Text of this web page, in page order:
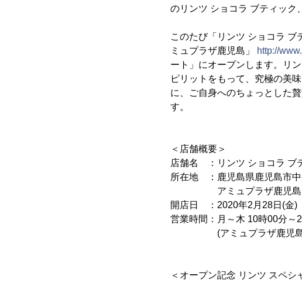
のリンツ ショコラ ブティック
このたび「リンツ ショコラ
ミュプラザ鹿児島」
http://
ート」にオープンします。リ
ピリットをもって、究極の美
に、ご自身へのちょっとした
す。
＜店舗概要＞
店舗名 ：リンツ ショコラ ブ
所在地 ：鹿児島県鹿児島市中
アミュプラザ鹿児島
開店日 ：2020年2月28日(
営業時間：月～木 10時00分～
(アミュプラザ鹿児島の
＜オープン記念 リンツ スペシ